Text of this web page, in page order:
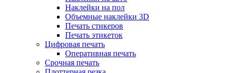
Наклейки на пол
Объемные наклейки 3D
Печать стикеров
Печать этикеток
Цифровая печать
Оперативная печать
Срочная печать